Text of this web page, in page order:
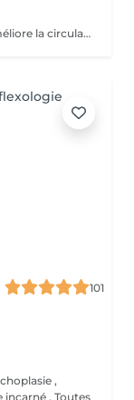
Détend profondément le corps et l'esprit Améliore la circulation sanguine et lymphatique Aide à éliminer les tensions et les blocages énergétiques Renforce le système immunitaire Idéal pour : se ressourcer, apaiser le mental et réharmoniser le corps naturellement
101
,
, Toutes